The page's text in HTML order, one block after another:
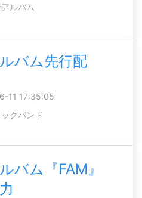
ルバム
バム先行配
11 17:35:05
ックバンド
バム『FAM』